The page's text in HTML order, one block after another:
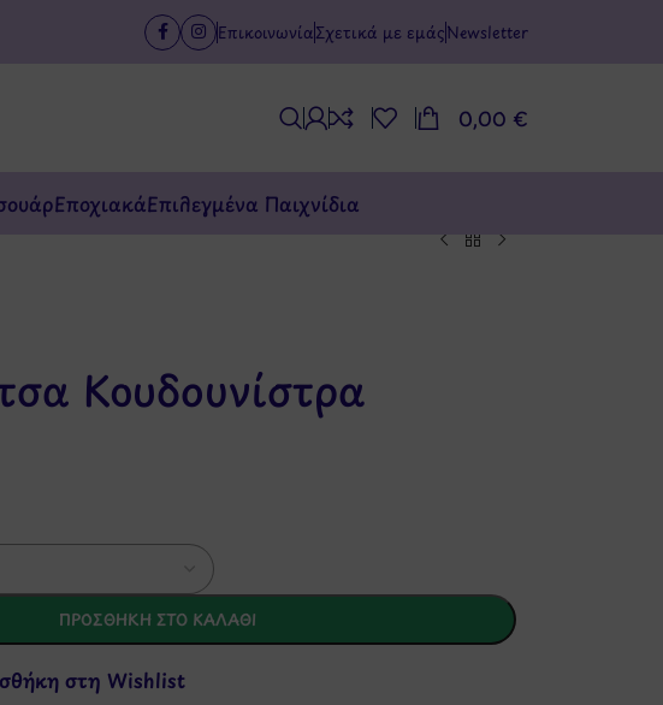
Επικοινωνία Σχετικά με εμάςNewsletter
0,00 €
ΕποχιακάΕπιλεγμένα Παιχνίδια
Κουδουνίστρα
ΠΡΟΣΘΉΚΗ ΣΤΟ ΚΑΛΆΘΙ
στη Wishlist